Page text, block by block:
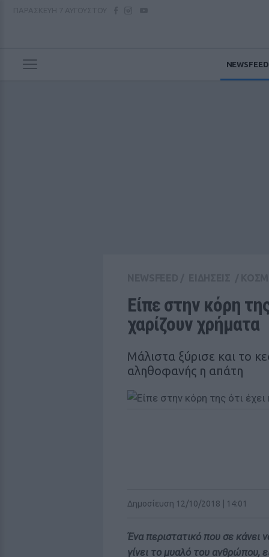
NEWSFEED
Είπε στην κόρη
χαρίζουν χρήματα
Μάλιστα ξύρισε και το
αληθοφανής η απάτη
Δημοσίευση 12/10/2018 | 14:01
Ένα περιστατικό που σε κάνει
γίνει το μυαλό του ανθρώπου,